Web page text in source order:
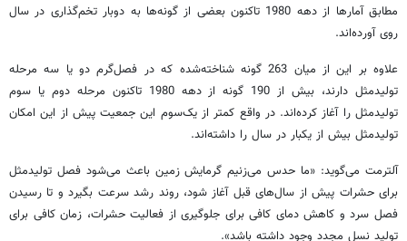
مطابق آمارها از دهه 1980 تاکنون بعضی از گونه‌ها به دوبار تخم‌گذاری در سال
روی آورده‌اند.
علاوه بر این از میان 263 گونه شناخته‌شده که در فصل‌گرم دو یا سه مرحله
تولید‌مثل دارند، بیش از 190 گونه از دهه 1980 تاکنون مرحله دوم یا سوم
تولید‌مثل را آغاز کرده‌اند. در واقع کمتر از یک‌سوم این جمعیت پیش از این امکان
تولید‌مثل بیش از یکبار در سال را داشته‌اند.
آلترمت می‌گوید: «ما حدس می‌زنیم گرمایش زمین باعث می‌شود فصل تولید‌مثل
برای حشرات پیش از سال‌های قبل آغاز شود، روند رشد سرعت بگیرد و تا رسیدن
فصل سرد و کاهش دمای کافی برای جلوگیری از فعالیت حشرات، زمان کافی برای
تولید نسل مجدد وجود داشته باشد».